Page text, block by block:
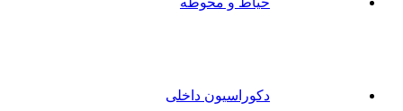
دکوراسیون داخلی